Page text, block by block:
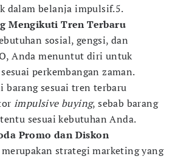
dalam belanja impulsif.5.
Mengikuti Tren Terbaru
sosial, gengsi, dan
Anda menuntut diri untuk
perkembangan zaman.
barang sesuai tren terbaru
impulsive buying, sebab barang
sesuai kebutuhan Anda.
Promo dan Diskon
strategi marketing yang